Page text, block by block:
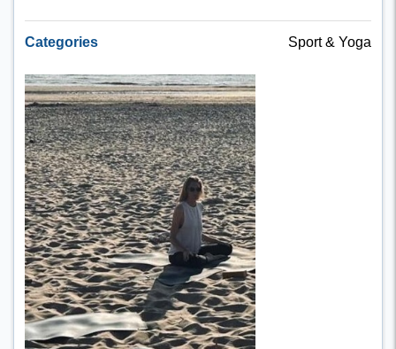
Categories Sport & Yoga